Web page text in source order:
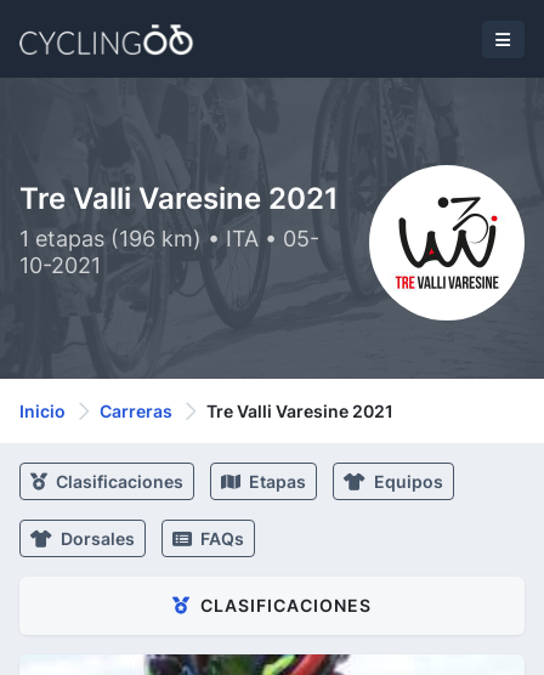
Tre Valli Varesine 2021
1 etapas (196 km) • ITA • 05-
10-2021
Inicio Carreras Tre Valli Varesine 2021
Clasificaciones Etapas Equipos
Dorsales FAQs
CLASIFICACIONES